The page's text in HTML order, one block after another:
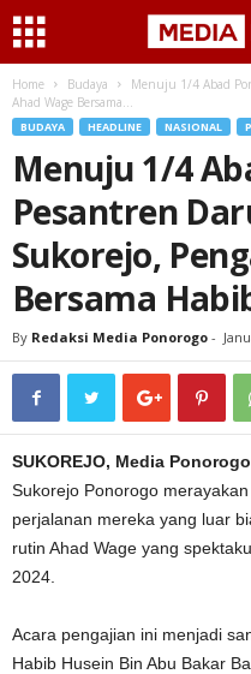
Home Budaya
Menuju 1/4 Abad
Ahad Wage Bersama...
BUDAYA HEADLINE NASIONAL
Menuju 1/4
Pesantren
Sukorejo,
Bersama
By Redaksi Media Ponorogo -
SUKOREJO, Media Ponorogo
Sukorejo Ponorogo
perjalanan mereka yang luar
rutin Ahad Wage yang
2024.
Acara pengajian ini menjadi
Habib Husein Bin Abu Bakar